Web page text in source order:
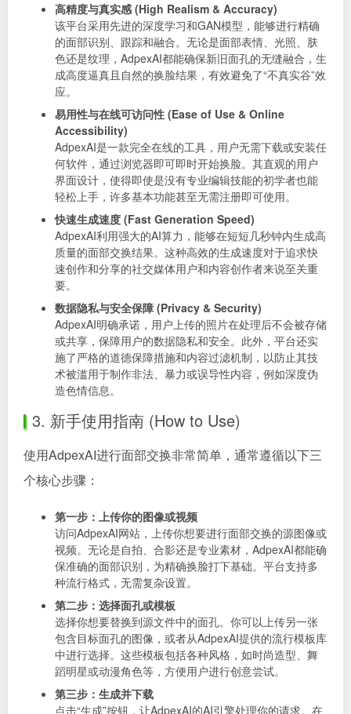
高精度与真实感 (High Realism & Accuracy)
该平台采用先进的深度学习和GAN模型，能够进行精确
的面部识别、跟踪和融合。无论是面部表情、光照、肤
色还是纹理，AdpexAI都能确保新旧面孔的无缝融合，生
成高度逼真且自然的换脸结果，有效避免了“不真实谷”效
应。
易用性与在线可访问性 (Ease of Use & Online
Accessibility)
AdpexAI是一款完全在线的工具，用户无需下载或安装任
何软件，通过浏览器即可即时开始换脸。其直观的用户
界面设计，使得即使是没有专业编辑技能的初学者也能
轻松上手，许多基本功能甚至无需注册即可使用。
快速生成速度 (Fast Generation Speed)
AdpexAI利用强大的AI算力，能够在短短几秒钟内生成高
质量的面部交换结果。这种高效的生成速度对于追求快
速创作和分享的社交媒体用户和内容创作者来说至关重
要。
数据隐私与安全保障 (Privacy & Security)
AdpexAI明确承诺，用户上传的照片在处理后不会被存储
或共享，保障用户的数据隐私和安全。此外，平台还实
施了严格的道德保障措施和内容过滤机制，以防止其技
术被滥用于制作非法、暴力或误导性内容，例如深度伪
造色情信息。
3. 新手使用指南 (How to Use)
使用AdpexAI进行面部交换非常简单，通常遵循以下三
个核心步骤：
第一步：上传你的图像或视频
访问AdpexAI网站，上传你想要进行面部交换的源图像或
视频。无论是自拍、合影还是专业素材，AdpexAI都能确
保准确的面部识别，为精确换脸打下基础。平台支持多
种流行格式，无需复杂设置。
第二步：选择面孔或模板
选择你想要替换到源文件中的面孔。你可以上传另一张
包含目标面孔的图像，或者从AdpexAI提供的流行模板库
中进行选择。这些模板包括各种风格，如时尚造型、舞
蹈明星或动漫角色等，方便用户进行创意尝试。
第三步：生成并下载
点击“生成”按钮，让AdpexAI的AI引擎处理你的请求。在